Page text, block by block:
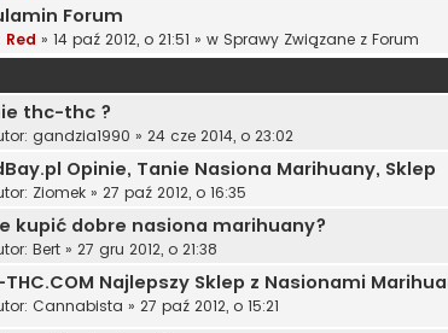
Forum
Red » 14 paź 2012, o 21:51 » w Sprawy Związane z Forum
thc-thc ?
gandzia1990 » 24 cze 2014, o 23:02
Opinie, Tanie Nasiona Marihuany, Sklep
Ziomek » 27 paź 2012, o 16:35
kupić dobre nasiona marihuany?
Bert » 27 gru 2012, o 21:38
THC.COM Najlepszy Sklep z Nasionami
Cannabista » 27 paź 2012, o 15:21